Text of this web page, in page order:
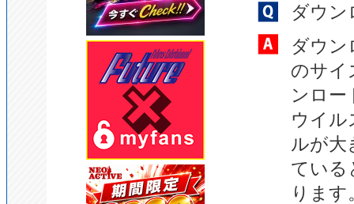
ダウン
ダウン
のサイ
ンロー
ウイル
ルが大
ている
りま